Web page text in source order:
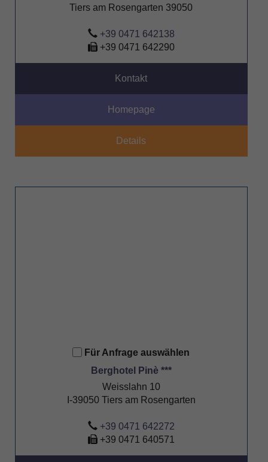
Tiers am Rosengarten 39050
+39 0471 642138
+39 0471 642290
Kontakt
Homepage
Details
Für Anfrage auswählen
Berghotel Pinè ***
Weisslahn 10
I-39050 Tiers am Rosengarten
+39 0471 642272
+39 0471 640571